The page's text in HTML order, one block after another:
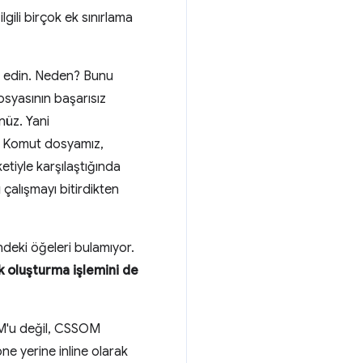
birçok ek sınırlama
edin. Neden? Bunu
başarısız
Yani
dosyamız,
karşılaştığında
bitirdikten
öğeleri bulamıyor.
oluşturma işlemini de
değil, CSSOM
yerine inline olarak